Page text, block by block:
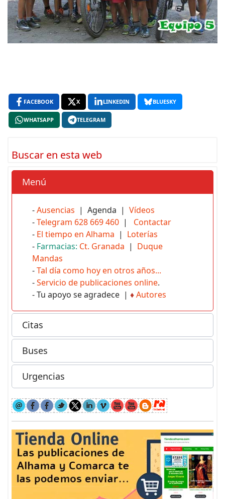
FACEBOOK X LINKEDIN BLUESKY
WHATSAPP TELEGRAM
Buscar en esta web
Menú
-Ausencias | Agenda | Vídeos
-Telegram 628 669 460 | Contactar
- El tiempo en Alhama | Loterías
- Farmacias: Ct. Granada | Duque
Mandas
-Tal día como hoy en otros años...
-Servicio de publicaciones online.
- Tu apoyo se agradece | ♦Autores
Citas
Buses
Urgencias